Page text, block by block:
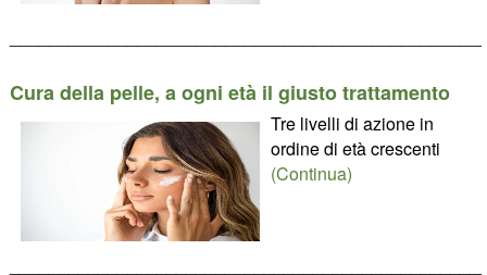
Cura della pelle, a ogni età il giusto trattamento
Tre livelli di azione in
ordine di età crescenti
(Continua)